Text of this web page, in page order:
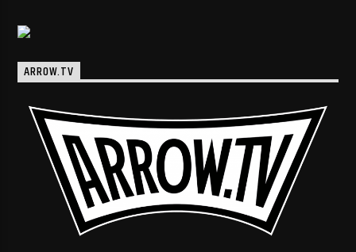
ARROW.TV